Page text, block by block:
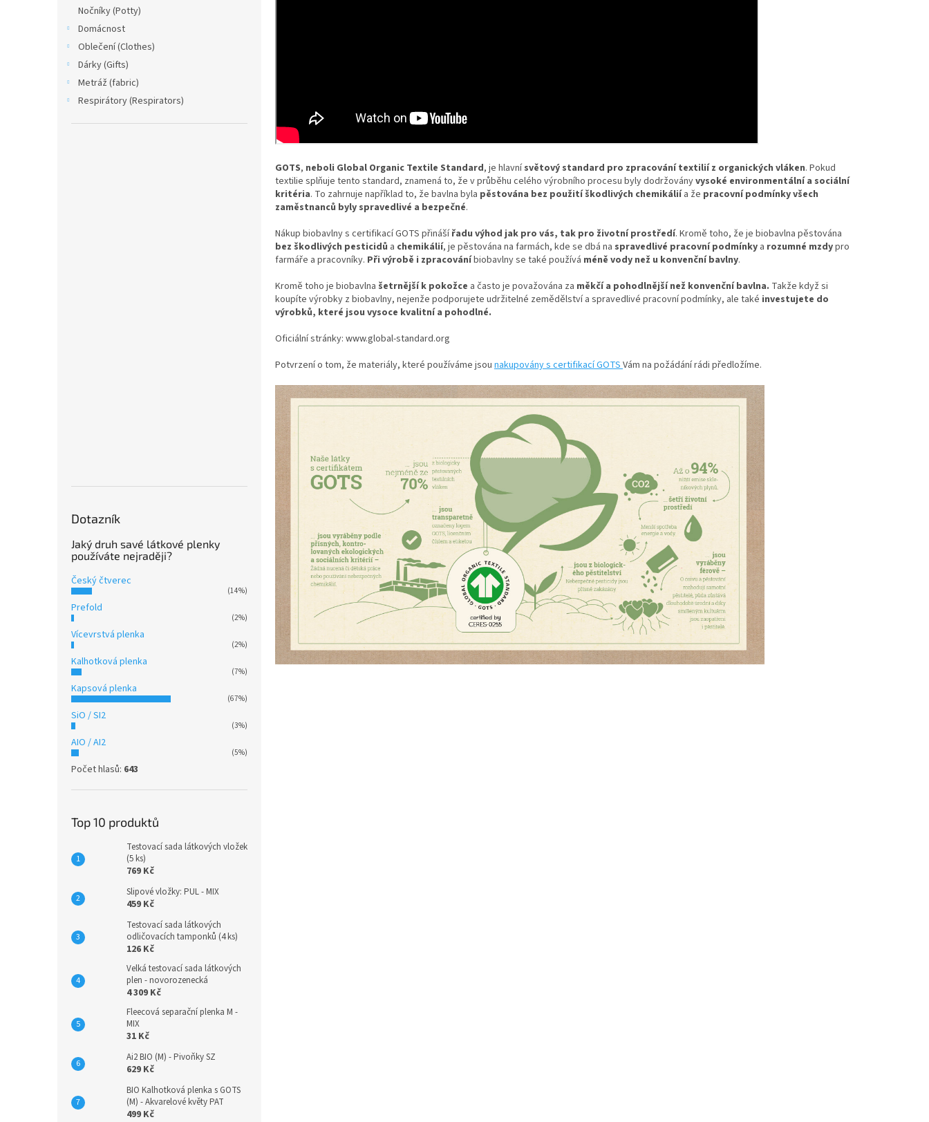
Nočníky (Potty)
Domácnost
Oblečení (Clothes)
Dárky (Gifts)
Metráž (fabric)
Respirátory (Respirators)
Dotazník
Jaký druh savé látkové plenky
používáte nejraději?
Český čtverec
(14%)
Prefold
(2%)
Vícevrstvá plenka
(2%)
Kalhotková plenka
(7%)
Kapsová plenka
(67%)
SiO / SI2
(3%)
AIO / AI2
(5%)
Počet hlasů: 643
Top 10 produktů
Testovací sada látkových vložek
(5 ks)
769 Kč
Slipové vložky: PUL - MIX
459 Kč
Testovací sada látkových
odličovacích tamponků (4 ks)
126 Kč
Velká testovací sada látkových
plen - novorozenecká
4 309 Kč
Fleecová separační plenka M -
MIX
31 Kč
Ai2 BIO (M) - Pivoňky SZ
629 Kč
BIO Kalhotková plenka s GOTS
(M) - Akvarelové květy PAT
499 Kč
GOTS, neboli Global Organic Textile Standard, je hlavnísvětový standard pro zpracování textilií z organických vláken. Pokud
textilie splňuje tento standard, znamená to, že v průběhu celého výrobního procesu byly dodržoványvysoké environmentální a sociální
kritéria. To zahrnuje například to, že bavlna byla pěstována bez použití škodlivých chemikáliía že pracovní podmínky všech
zaměstnanců byly spravedlivé a bezpečné.
Nákup biobavlny s certifikací GOTS přinášířadu výhod jak pro vás, tak pro životní prostředí. Kromě toho, že je biobavlna pěstována
bez škodlivých pesticidů a chemikálií, je pěstována na farmách, kde se dbá na spravedlivé pracovní podmínky a rozumné mzdypro
farmáře a pracovníky. Při výrobě i zpracováníbiobavlny se také používá méně vody než u konvenční bavlny.
Kromě toho je biobavlna šetrnější k pokožce a často je považována za měkčí a pohodlnější než konvenční bavlna. Takže když si
koupíte výrobky z biobavlny, nejenže podporujete udržitelné zemědělství a spravedlivé pracovní podmínky, ale také investujete do
výrobků, které jsou vysoce kvalitní a pohodlné.
Oficiální stránky: www.global-standard.org
Potvrzení o tom, že materiály, které používáme jsou nakupovány s certifikací GOTS Vám na požádání rádi předložíme.